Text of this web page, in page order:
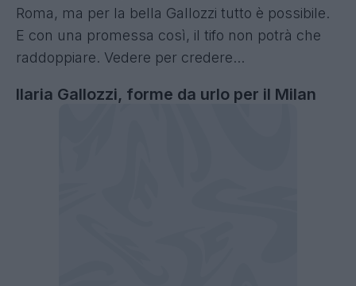
Roma, ma per la bella Gallozzi tutto è possibile.
E con una promessa così, il tifo non potrà che
raddoppiare. Vedere per credere...
Ilaria Gallozzi, forme da urlo per il Milan